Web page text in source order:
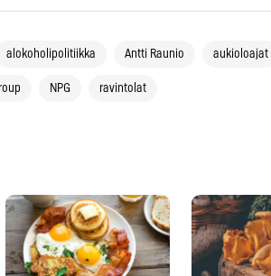
alokoholipolitiikka Antti Raunio aukioloajat
NPG ravintolat